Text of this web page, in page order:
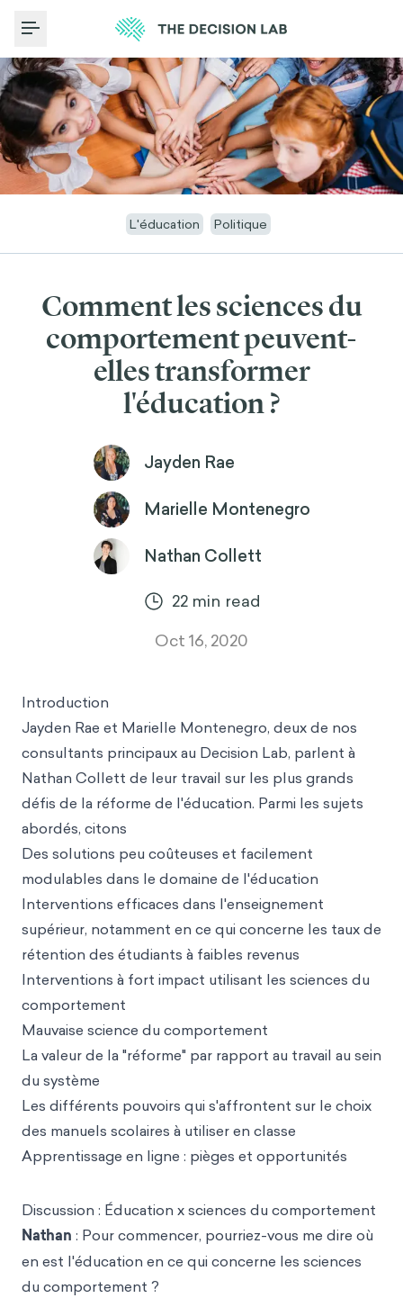
Toggle Menu
L'éducation Politique
Comment les sciences du
comportement peuvent-
elles transformer
l'éducation ?
Jayden Rae
Marielle Montenegro
Nathan Collett
22min read
Oct 16, 2020
Introduction
Jayden Rae et Marielle Montenegro, deux de nos
consultants principaux au Decision Lab, parlent à
Nathan Collett de leur travail sur les plus grands
défis de la réforme de l'éducation. Parmi les sujets
abordés, citons
Des solutions peu coûteuses et facilement
modulables dans le domaine de l'éducation
Interventions efficaces dans l'enseignement
supérieur, notamment en ce qui concerne les taux de
rétention des étudiants à faibles revenus
Interventions à fort impact utilisant les sciences du
comportement
Mauvaise science du comportement
La valeur de la "réforme" par rapport au travail au sein
du système
Les différents pouvoirs qui s'affrontent sur le choix
des manuels scolaires à utiliser en classe
Apprentissage en ligne : pièges et opportunités
Discussion : Éducation x sciences du comportement
Nathan : Pour commencer, pourriez-vous me dire où
en est l'éducation en ce qui concerne les sciences
du comportement ?